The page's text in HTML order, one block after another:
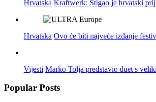
Hrvatska Kraftwerk: Stigao je hrvatski
Hrvatska Ovo će biti najveće izdanje
Vijesti Marko Tolja predstavio duet s
Popular Posts